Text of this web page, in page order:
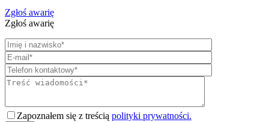
Zgłoś awarię
Zgłoś awarię
Zapoznałem się z treścią polityki prywatności.